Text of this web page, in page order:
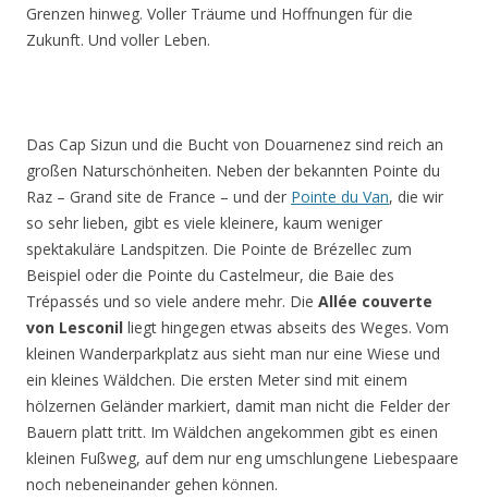
Grenzen hinweg. Voller Träume und Hoffnungen für die
Zukunft. Und voller Leben.
Das Cap Sizun und die Bucht von Douarnenez sind reich an
großen Naturschönheiten. Neben der bekannten Pointe du
Raz – Grand site de France – und der Pointe du Van, die wir
so sehr lieben, gibt es viele kleinere, kaum weniger
spektakuläre Landspitzen. Die Pointe de Brézellec zum
Beispiel oder die Pointe du Castelmeur, die Baie des
Trépassés und so viele andere mehr. Die Allée couverte
von Lesconil liegt hingegen etwas abseits des Weges. Vom
kleinen Wanderparkplatz aus sieht man nur eine Wiese und
ein kleines Wäldchen. Die ersten Meter sind mit einem
hölzernen Geländer markiert, damit man nicht die Felder der
Bauern platt tritt. Im Wäldchen angekommen gibt es einen
kleinen Fußweg, auf dem nur eng umschlungene Liebespaare
noch nebeneinander gehen können.